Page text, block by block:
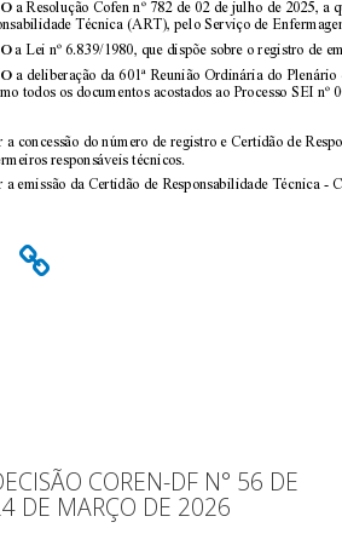
COREN-DF N° 56 DE
DE MARÇO DE 2026